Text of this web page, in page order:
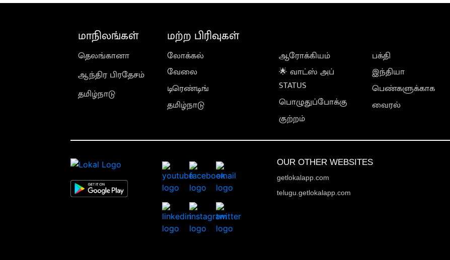
மாநிலங்கள்
தெலங்கானா
ஆந்திர பிரதேசம்
தமிழ்நாடு
மற்ற பிரிவுகள்
லோக்கல்
வேலை
டிரெண்டிங்
தமிழ்நாடு
ஆரோக்கியம்
🌟 வாட்ஸ் அப்
STATUS
பொழுதுப்போக்கு
குற்றம்
பக்தி
இந்தியா
பெண்களுக்காக
வைரல்
OUR OTHER WEBSITES
getlokalapp.com
telugu.getlokalapp.com